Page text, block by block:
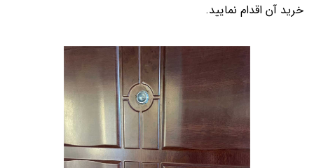
خرید آن اقدام نمایید.